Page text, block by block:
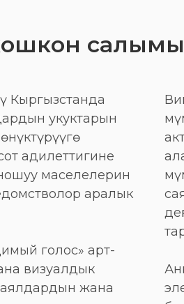
салымы
Кыргызстанда
укуктарын
адилеттигине
маселелерин
аралык
голос» арт-
визуалдык
жана